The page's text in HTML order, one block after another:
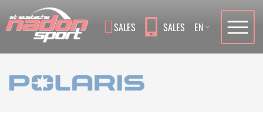
SALES SALES Language
EN